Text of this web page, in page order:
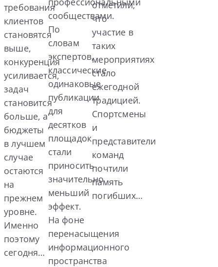
требования
клиентов
становятся
выше,
конкуренция
усиливается,
задач
становится
больше, а
бюджеты
в лучшем
случае
остаются
на
прежнем
уровне.
Именно
поэтому
сегодня…
сообществами.
По
словам
экспертов,
классические
одинаковые
публикации
для
десятков
площадок
стали
приносить
значительно
меньший
эффект.
На фоне
перенасыщения
информационного
пространства
отметили,
что
участие в
таких
мероприятиях
стало
ежегодной
традицией.
Спортсмены
и
представители
команд
почтили
память
погибших…